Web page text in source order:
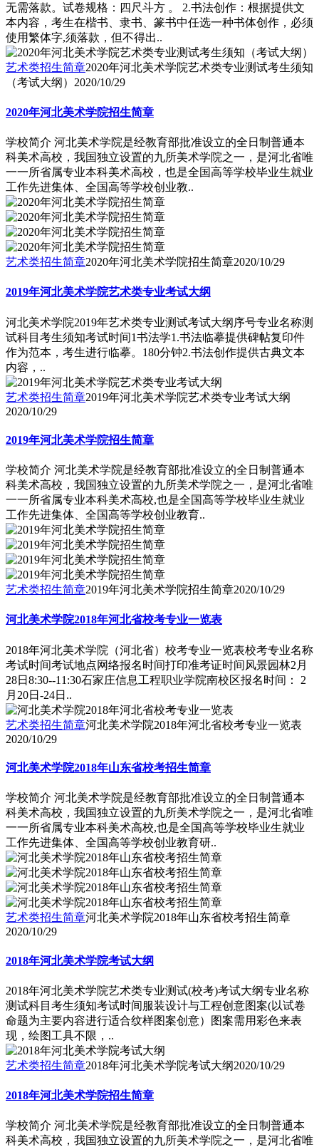
无需落款。试卷规格：四尺斗方 。 2.书法创作：根据提供文
本内容，考生在楷书、隶书、篆书中任选一种书体创作，必须
使用繁体字,须落款，但不得出..
艺术类招生简章2020年河北美术学院艺术类专业测试考生须知
（考试大纲） 2020/10/29
2020年河北美术学院招生简章
学校简介 河北美术学院是经教育部批准设立的全日制普通本
科美术高校，我国独立设置的九所美术学院之一，是河北省唯
一一所省属专业本科美术高校，也是全国高等学校毕业生就业
工作先进集体、全国高等学校创业教..
艺术类招生简章2020年河北美术学院招生简章2020/10/29
2019年河北美术学院艺术类专业考试大纲
河北美术学院2019年艺术类专业测试考试大纲序号专业名称测
试科目考生须知考试时间1书法学1.书法临摹提供碑帖复印件
作为范本，考生进行临摹。180分钟2.书法创作提供古典文本
内容，..
艺术类招生简章2019年河北美术学院艺术类专业考试大纲
2020/10/29
2019年河北美术学院招生简章
学校简介 河北美术学院是经教育部批准设立的全日制普通本
科美术高校，我国独立设置的九所美术学院之一，是河北省唯
一一所省属专业本科美术高校,也是全国高等学校毕业生就业
工作先进集体、全国高等学校创业教育..
艺术类招生简章2019年河北美术学院招生简章2020/10/29
河北美术学院2018年河北省校考专业一览表
2018年河北美术学院（河北省）校考专业一览表校考专业名称
考试时间考试地点网络报名时间打印准考证时间风景园林2月
28日8:30--11:30石家庄信息工程职业学院南校区报名时间： 2
月20日-24日..
艺术类招生简章河北美术学院2018年河北省校考专业一览表
2020/10/29
河北美术学院2018年山东省校考招生简章
学校简介 河北美术学院是经教育部批准设立的全日制普通本
科美术高校，我国独立设置的九所美术学院之一，是河北省唯
一一所省属专业本科美术高校,也是全国高等学校毕业生就业
工作先进集体、全国高等学校创业教育研..
艺术类招生简章河北美术学院2018年山东省校考招生简章
2020/10/29
2018年河北美术学院考试大纲
2018年河北美术学院艺术类专业测试(校考)考试大纲专业名称
测试科目考生须知考试时间服装设计与工程创意图案(以试卷
命题为主要内容进行适合纹样图案创意）图案需用彩色来表
现，绘图工具不限，..
艺术类招生简章2018年河北美术学院考试大纲2020/10/29
2018年河北美术学院招生简章
学校简介 河北美术学院是经教育部批准设立的全日制普通本
科美术高校，我国独立设置的九所美术学院之一，是河北省唯